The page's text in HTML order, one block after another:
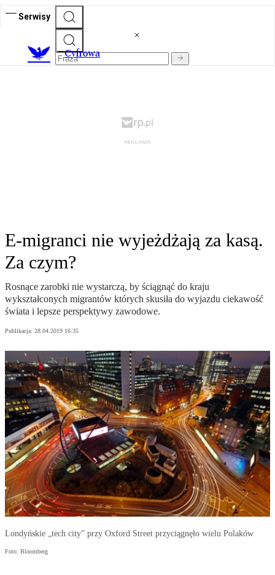
Serwisy
Cyfrowa
E-migranci nie wyjeżdżają za kasą.
Za czym?
Rosnące zarobki nie wystarczą, by ściągnąć do kraju
wykształconych migrantów których skusiła do wyjazdu ciekawość
świata i lepsze perspektywy zawodowe.
Publikacja: 28.04.2019 16:35
Londyńskie „tech city” przy Oxford Street przyciągnęło wielu Polaków
Foto: Bloomberg